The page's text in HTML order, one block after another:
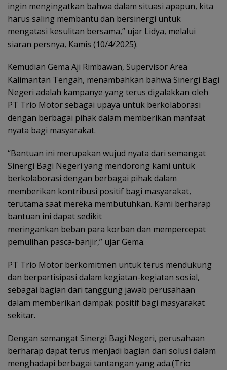
ingin mengingatkan bahwa dalam situasi apapun, kita
harus saling membantu dan bersinergi untuk
mengatasi kesulitan bersama,” ujar Lidya, melalui
siaran persnya, Kamis (10/4/2025).
Kemudian Gema Aji Rimbawan, Supervisor Area
Kalimantan Tengah, menambahkan bahwa Sinergi Bagi
Negeri adalah kampanye yang terus digalakkan oleh
PT Trio Motor sebagai upaya untuk berkolaborasi
dengan berbagai pihak dalam memberikan manfaat
nyata bagi masyarakat.
“Bantuan ini merupakan wujud nyata dari semangat
Sinergi Bagi Negeri yang mendorong kami untuk
berkolaborasi dengan berbagai pihak dalam
memberikan kontribusi positif bagi masyarakat,
terutama saat mereka membutuhkan. Kami berharap
bantuan ini dapat sedikit
meringankan beban para korban dan mempercepat
pemulihan pasca-banjir,” ujar Gema.
PT Trio Motor berkomitmen untuk terus mendukung
dan berpartisipasi dalam kegiatan-kegiatan sosial,
sebagai bagian dari tanggung jawab perusahaan
dalam memberikan dampak positif bagi masyarakat
sekitar.
Dengan semangat Sinergi Bagi Negeri, perusahaan
berharap dapat terus menjadi bagian dari solusi dalam
menghadapi berbagai tantangan yang ada.(Trio